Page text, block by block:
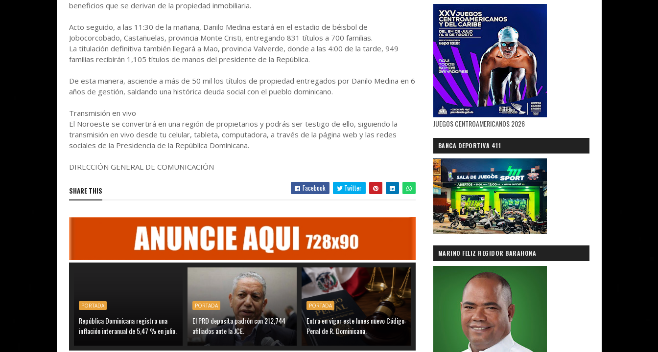
beneficios que se derivan de la propiedad inmobiliaria.
Acto seguido, a las 11:30 de la mañana, Danilo Medina estará en el estadio de béisbol de
Jobocorcobado, Castañuelas, provincia Monte Cristi, entregando 831 títulos a 700 familias.
La titulación definitiva también llegará a Mao, provincia Valverde, donde a las 4:00 de la tarde, 949
familias recibirán 1,105 títulos de manos del presidente de la República.
De esta manera, asciende a más de 50 mil los títulos de propiedad entregados por Danilo Medina en 6
años de gestión, saldando una histórica deuda social con el pueblo dominicano.
Transmisión en vivo
El Noroeste se convertirá en una región de propietarios y podrás ser testigo de ello, siguiendo la
transmisión en vivo desde tu celular, tableta, computadora, a través de la página web y las redes
sociales de la Presidencia de la República Dominicana.
DIRECCIÓN GENERAL DE COMUNICACIÓN
SHARE THIS Facebook Twitter
PORTADA
República Dominicana registra una
inflación interanual de 5,47 % en julio.
PORTADA
El PRD deposita padrón con 212,744
afiliados ante la JCE.
PORTADA
Entra en vigor este lunes nuevo Código
Penal de R. Dominicana.
GUBERNAMENTAL
JUEGOS CENTROAMERICANOS 2026
BANCA DEPORTIVA 411
MARINO FELIZ REGIDOR BARAHONA